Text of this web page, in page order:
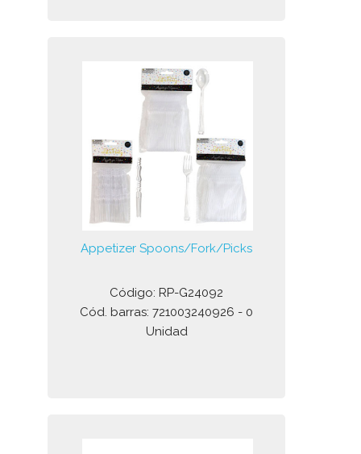
Appetizer Spoons/Fork/Picks
Código: RP-G24092
Cód. barras: 721003240926 - 0
Unidad